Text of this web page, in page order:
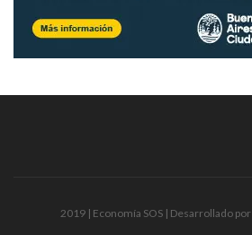
2019 | Economía SOS | Desarrollado por